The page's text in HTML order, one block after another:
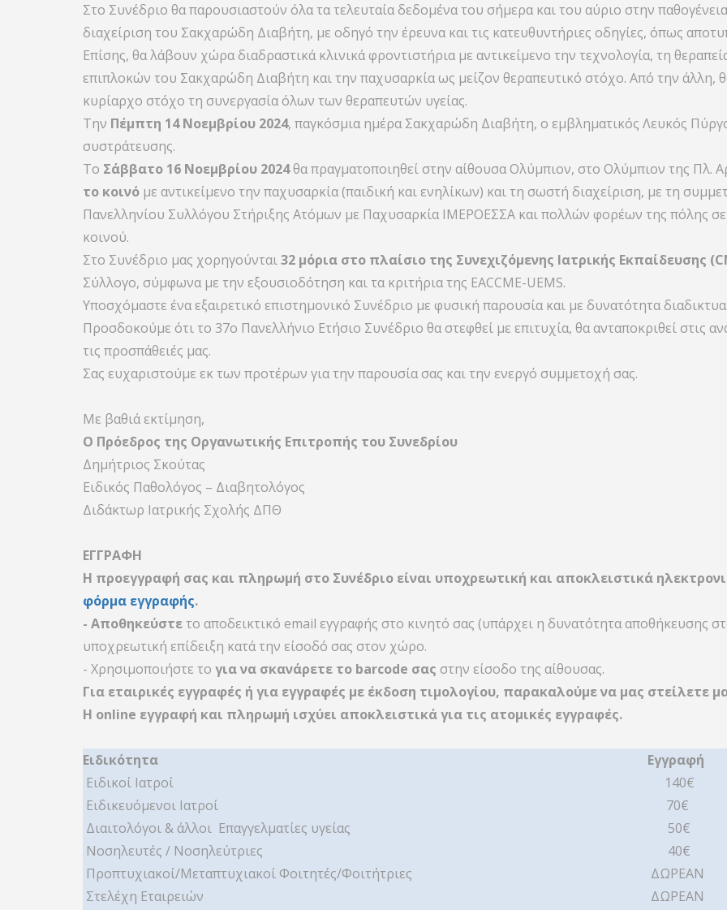
Στο Συνέδριο θα παρουσιαστούν όλα τα τελευταία δεδομένα του σήμερα και του αύριο στην
διαχείριση του Σακχαρώδη Διαβήτη, με οδηγό την έρευνα και τις κατευθυντήριες οδηγίες, όπως
Επίσης, θα λάβουν χώρα διαδραστικά κλινικά φροντιστήρια με αντικείμενο την τεχνολογία, τη
επιπλοκών του Σακχαρώδη Διαβήτη και την παχυσαρκία ως μείζον θεραπευτικό στόχο. Από την άλλη,
κυρίαρχο στόχο τη συνεργασία όλων των θεραπευτών υγείας.
Την Πέμπτη 14 Νοεμβρίου 2024, παγκόσμια ημέρα Σακχαρώδη Διαβήτη, ο εμβληματικός Λευκός
συστράτευσης.
Τo Σάββατο 16 Νοεμβρίου 2024θα πραγματοποιηθεί στην αίθουσα Ολύμπιον, στο Ολύμπιον της Πλ.
το κοινό με αντικείμενο την παχυσαρκία (παιδική και ενηλίκων) και τη σωστή διαχείριση, με τη
Πανελληνίου Συλλόγου Στήριξης Ατόμων με Παχυσαρκία ΙΜΕΡΟΕΣΣΑ και πολλών φορέων της πόλης
κοινού.
Στο Συνέδριο μας χορηγούνται32 μόρια στο πλαίσιο της Συνεχιζόμενης Ιατρικής Εκπαίδευσης
Σύλλογο, σύμφωνα με την εξουσιοδότηση και τα κριτήρια της EACCME-UEMS.
Υποσχόμαστε ένα εξαιρετικό επιστημονικό Συνέδριο με φυσική παρουσία και με δυνατότητα
Προσδοκούμε ότι το 37ο Πανελλήνιο Ετήσιο Συνέδριο θα στεφθεί με επιτυχία, θα ανταποκριθεί στις
τις προσπάθειές μας.
Σας ευχαριστούμε εκ των προτέρων για την παρουσία σας και την ενεργό συμμετοχή σας.
Με βαθιά εκτίμηση,
Ο Πρόεδρος της Οργανωτικής Επιτροπής του Συνεδρίου
Δημήτριος Σκούτας
Ειδικός Παθολόγος – Διαβητολόγος
Διδάκτωρ Ιατρικής Σχολής ΔΠΘ
ΕΓΓΡΑΦΗ
Η προεγγραφή σας και πληρωμή στο Συνέδριο είναι υποχρεωτική και αποκλειστικά
φόρμα εγγραφής.
- Αποθηκεύστετο αποδεικτικό email εγγραφής στο κινητό σας (υπάρχει η δυνατότητα αποθήκευσης
υποχρεωτική επίδειξη κατά την είσοδό σας στον χώρο.
- Xρησιμοποιήστε το για να σκανάρετε το barcode σας στην είσοδο της αίθουσας.
Για εταιρικές εγγραφές ή για εγγραφές με έκδοση τιμολογίου, παρακαλούμε να μας στείλετε
Η online εγγραφή και πληρωμή ισχύει αποκλειστικά για τις ατομικές εγγραφές.
Ειδικότητα
Εγγραφή
Ειδικοί Ιατροί
140€
Ειδικευόμενοι Ιατροί
70€
Διαιτολόγοι & άλλοι Επαγγελματίες υγείας
50€
Νοσηλευτές / Νοσηλεύτριες
40€
Προπτυχιακοί/Μεταπτυχιακοί Φοιτητές/Φοιτήτριες
ΔΩΡΕΑΝ
Στελέχη Εταιρειών
ΔΩΡΕΑΝ